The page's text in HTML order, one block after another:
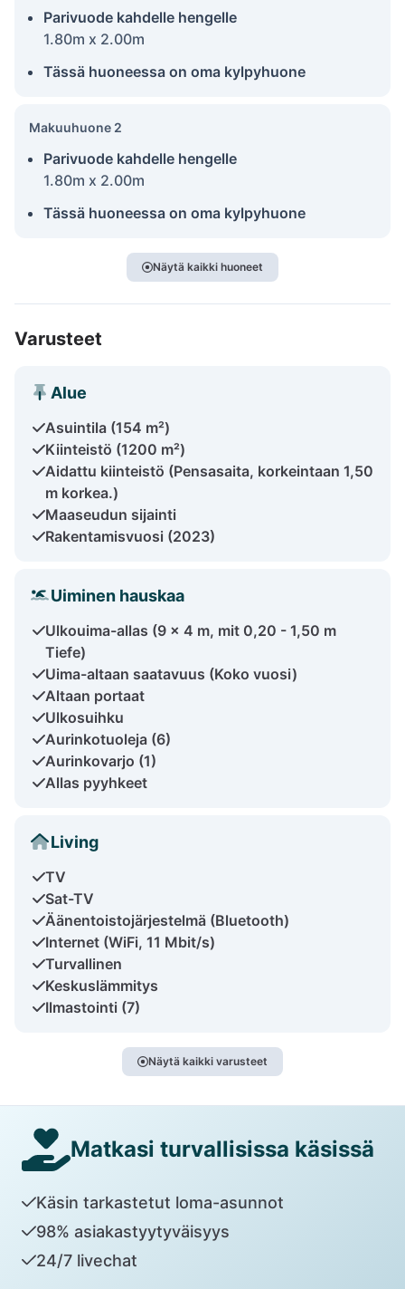
Parivuode kahdelle hengelle
1.80m x 2.00m
Tässä huoneessa on oma kylpyhuone
Makuuhuone 2
Parivuode kahdelle hengelle
1.80m x 2.00m
Tässä huoneessa on oma kylpyhuone
Näytä kaikki huoneet
Varusteet
Alue
Asuintila (154 m²)
Kiinteistö (1200 m²)
Aidattu kiinteistö (Pensasaita, korkeintaan 1,50
m korkea.)
Maaseudun sijainti
Rakentamisvuosi (2023)
Uiminen hauskaa
Ulkouima-allas (9 x 4 m, mit 0,20 - 1,50 m
Tiefe)
Uima-altaan saatavuus (Koko vuosi)
Altaan portaat
Ulkosuihku
Aurinkotuoleja (6)
Aurinkovarjo (1)
Allas pyyhkeet
Living
TV
Sat-TV
Äänentoistojärjestelmä (Bluetooth)
Internet (WiFi, 11 Mbit/s)
Turvallinen
Keskuslämmitys
Ilmastointi (7)
Näytä kaikki varusteet
Matkasi turvallisissa käsissä
Käsin tarkastetut loma-asunnot
98% asiakastyytyväisyys
24/7 livechat